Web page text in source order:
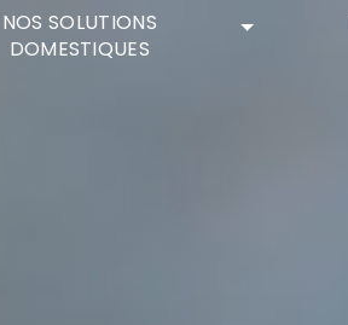
NOS SOLUTIONS
DOMESTIQUES